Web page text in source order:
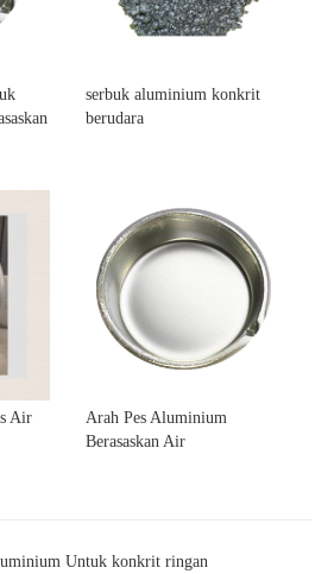
serbuk aluminium konkrit
berudara
Air
Arah Pes Aluminium
Berasaskan Air
Untuk konkrit ringan